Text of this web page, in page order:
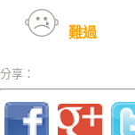
難過
分享：